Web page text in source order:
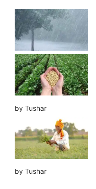
by Tushar
by Tushar